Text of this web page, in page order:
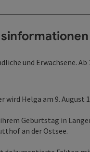
und Erwachsene. Ab
wird Helga am 9.
Geburtstag in
an der Ostsee.